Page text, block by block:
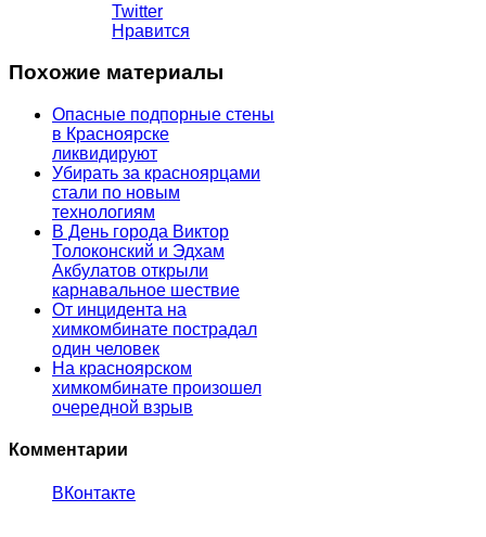
Twitter
Нравится
Похожие материалы
Опасные подпорные стены
в Красноярске
ликвидируют
Убирать за красноярцами
стали по новым
технологиям
В День города Виктор
Толоконский и Эдхам
Акбулатов открыли
карнавальное шествие
От инцидента на
химкомбинате пострадал
один человек
На красноярском
химкомбинате произошел
очередной взрыв
Комментарии
ВКонтакте